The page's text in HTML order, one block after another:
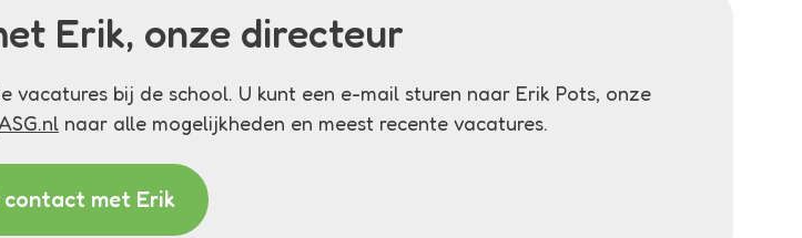
Erik, onze directeur
bij de school. U kunt een e-mail sturen naar Erik Pots, onze
naar alle mogelijkheden en meest recente vacatures.
contact met Erik